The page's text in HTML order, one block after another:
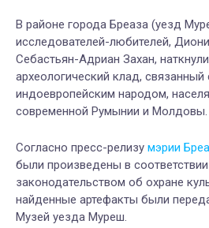
В районе города Бреаза (уезд
исследователей-любителей,
Себастьян-Адриан Захан,
археологический клад,
индоевропейским народом,
современной Румынии и Молдовы.
Согласно пресс-релизу мэрии
были произведены в
законодательством об охране
найденные артефакты были
Музей уезда Муреш.